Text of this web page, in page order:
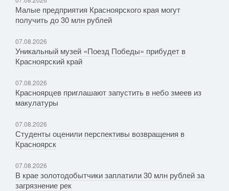
Малые предприятия Красноярского края могут
получить до 30 млн рублей
07.08.2026
Уникальный музей «Поезд Победы» прибудет в
Красноярский край
07.08.2026
Красноярцев приглашают запустить в небо змеев из
макулатуры
07.08.2026
Студенты оценили перспективы возвращения в
Красноярск
07.08.2026
В крае золотодобытчики заплатили 30 млн рублей за
загрязнение рек